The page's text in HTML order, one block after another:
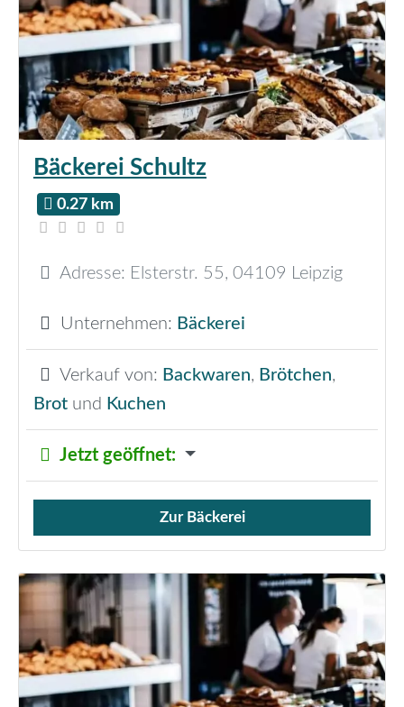
Bäckerei Schultz
0.27 km
Adresse: Elsterstr. 55, 04109 Leipzig
Unternehmen: Bäckerei
Verkauf von: Backwaren, Brötchen,
Brot und Kuchen
Jetzt geöffnet:
Verkauf von Brötchen,
Zur Bäckerei